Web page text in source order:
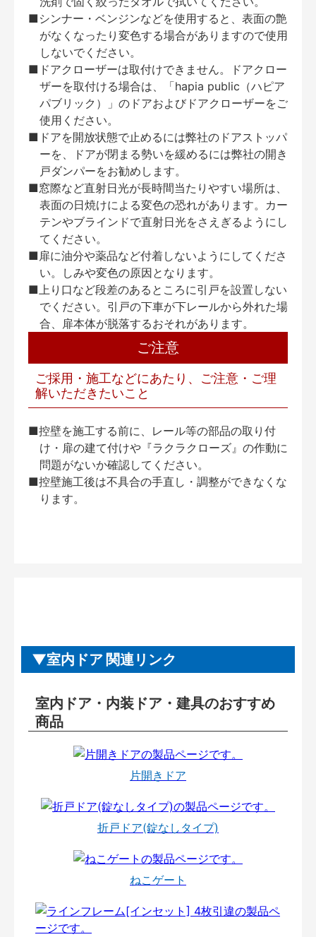
■シンナー・ベンジンなどを使用すると、表面の艶
がなくなったり変色する場合がありますので使用
しないでください。
■ドアクローザーは取付けできません。ドアクロー
ザーを取付ける場合は、「hapia public（ハピア
パブリック）」のドアおよびドアクローザーをご
使用ください。
■ドアを開放状態で止めるには弊社のドアストッパ
ーを、ドアが閉まる勢いを緩めるには弊社の開き
戸ダンパーをお勧めします。
■窓際など直射日光が長時間当たりやすい場所は、
表面の日焼けによる変色の恐れがあります。カー
テンやブラインドで直射日光をさえぎるようにし
てください。
■扉に油分や薬品など付着しないようにしてくださ
い。しみや変色の原因となります。
■上り口など段差のあるところに引戸を設置しない
でください。引戸の下車が下レールから外れた場
合、扉本体が脱落するおそれがあります。
ご注意
ご採用・施工などにあたり、ご注意・ご理
解いただきたいこと
■控壁を施工する前に、レール等の部品の取り付
け・扉の建て付けや『ラクラクローズ』の作動に
問題がないか確認してください。
■控壁施工後は不具合の手直し・調整ができなくな
ります。
室内ドア 関連リンク
室内ドア・内装ドア・建具のおすすめ
商品
片開きドア
折戸ドア(錠なしタイプ)
ねこゲート